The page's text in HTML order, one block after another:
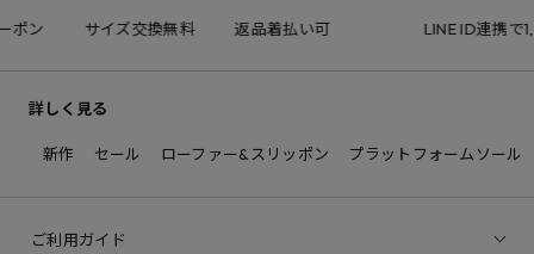
ン サイズ交換無料 返品着払い可 LINE ID連携で
詳しく見る
新作 セール ローファー&スリッポン プラットフォームソール
ご利用ガイド